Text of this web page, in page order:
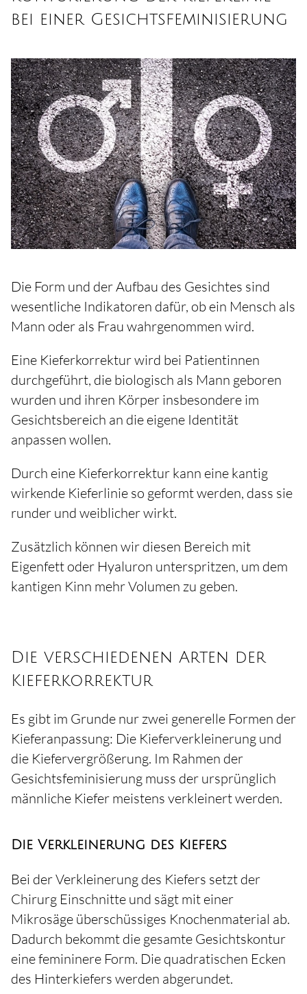
bei einer Gesichtsfeminisierung
Die Form und der Aufbau des Gesichtes sind
wesentliche Indikatoren dafür, ob ein Mensch als
Mann oder als Frau wahrgenommen wird.
Eine Kieferkorrektur wird bei Patientinnen
durchgeführt, die biologisch als Mann geboren
wurden und ihren Körper insbesondere im
Gesichtsbereich an die eigene Identität
anpassen wollen.
Durch eine Kieferkorrektur kann eine kantig
wirkende Kieferlinie so geformt werden, dass sie
runder und weiblicher wirkt.
Zusätzlich können wir diesen Bereich mit
Eigenfett oder Hyaluron unterspritzen, um dem
kantigen Kinn mehr Volumen zu geben.
Die verschiedenen Arten der
Kieferkorrektur
Es gibt im Grunde nur zwei generelle Formen der
Kieferanpassung: Die Kieferverkleinerung und
die Kiefervergrößerung. Im Rahmen der
Gesichtsfeminisierung muss der ursprünglich
männliche Kiefer meistens verkleinert werden.
Die Verkleinerung des Kiefers
Bei der Verkleinerung des Kiefers setzt der
Chirurg Einschnitte und sägt mit einer
Mikrosäge überschüssiges Knochenmaterial ab.
Dadurch bekommt die gesamte Gesichtskontur
eine femininere Form. Die quadratischen Ecken
des Hinterkiefers werden abgerundet.